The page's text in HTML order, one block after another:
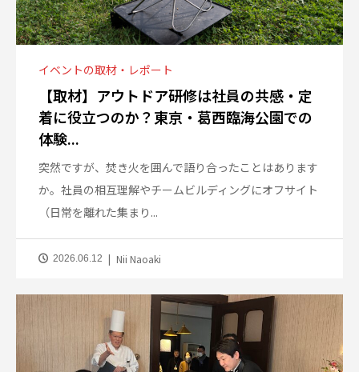
イベントの取材・レポート
【取材】アウトドア研修は社員の共感・定
着に役立つのか？東京・葛西臨海公園での
体験...
突然ですが、焚き火を囲んで語り合ったことはあります
か。社員の相互理解やチームビルディングにオフサイト
（日常を離れた集まり...
2026.06.12 Nii Naoaki